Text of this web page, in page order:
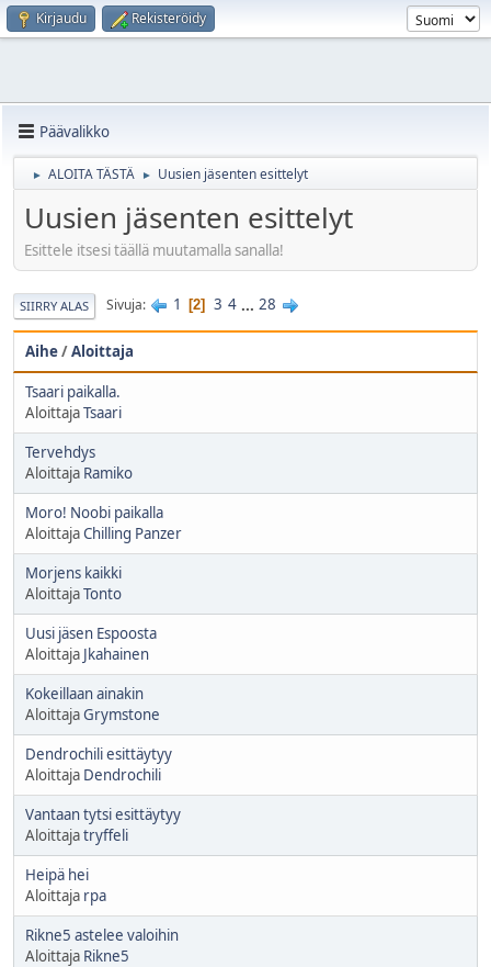
Kirjaudu Rekisteröidy
Päävalikko
► ALOITA TÄSTÄ ► Uusien jäsenten esittelyt
Uusien jäsenten esittelyt
Esittele itsesi täällä muutamalla sanalla!
SIIRRY ALAS Sivuja 1 2 3 4 ... 28
Aihe/Aloittaja
Tsaari paikalla.
AloittajaTsaari
Tervehdys
Aloittaja Ramiko
Moro! Noobi paikalla
AloittajaChilling Panzer
Morjens kaikki
AloittajaTonto
Uusi jäsen Espoosta
Aloittaja Jkahainen
Kokeillaan ainakin
AloittajaGrymstone
Dendrochili esittäytyy
Aloittaja Dendrochili
Vantaan tytsi esittäytyy
Aloittajatryffeli
Heipä hei
Aloittaja rpa
Rikne5 astelee valoihin
Aloittaja Rikne5